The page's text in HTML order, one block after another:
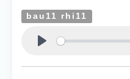
bau11 rhi11